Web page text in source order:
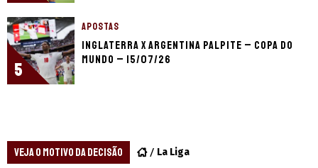
5
APOSTAS
Inglaterra x Argentina palpite – Copa do
Mundo – 15/07/26
VEJA O MOTIVO DA DECISÃO La Liga